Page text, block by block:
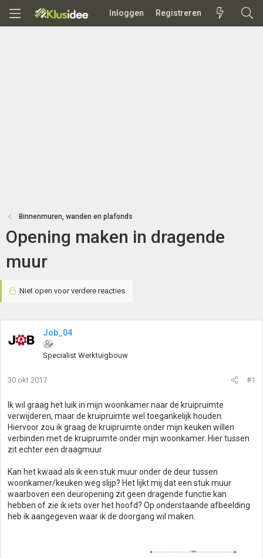
Inloggen Registreren
Binnenmuren, wanden en plafonds
Opening maken in dragende
muur
Niet open voor verdere reacties.
Job_04
Specialist Werktuigbouw
30 okt 2017 #1
Ik wil graag het luik in mijn woonkamer naar de kruipruimte
verwijderen, maar de kruipruimte wel toegankelijk houden.
Hiervoor zou ik graag de kruipruimte onder mijn keuken willen
verbinden met de kruipruimte onder mijn woonkamer. Hier tussen
zit echter een draagmuur.
Kan het kwaad als ik een stuk muur onder de deur tussen
woonkamer/keuken weg slijp? Het lijkt mij dat een stuk muur
waarboven een deuropening zit geen dragende functie kan
hebben of zie ik iets over het hoofd? Op onderstaande afbeelding
heb ik aangegeven waar ik de doorgang wil maken.